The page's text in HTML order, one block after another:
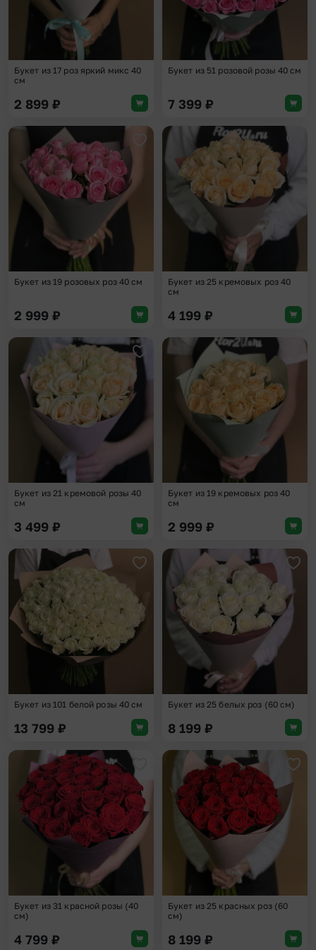
Букет из 17 роз яркий микс 40
см
2 899 ₽
Букет из 51 розовой розы 40 см
7 399 ₽
Добавить в избранное
Букет из 19 розовых роз 40 см
2 999 ₽
Букет из 25 кремовых роз 40
см
4 199 ₽
Добавить в избранное
Букет из 21 кремовой розы 40
см
3 499 ₽
Букет из 19 кремовых роз 40
см
2 999 ₽
Добавить в избранное
Букет из 101 белой розы 40 см
13 799 ₽
Букет из 25 белых роз (60 см)
8 199 ₽
Добавить в избранное
Букет из 31 красной розы (40
см)
4 799 ₽
Букет из 25 красных роз (60
см)
8 199 ₽